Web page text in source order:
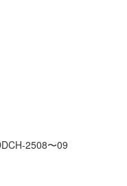
2508〜09